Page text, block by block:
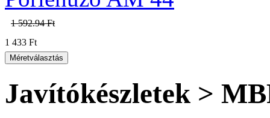
1 592.94 Ft
1 433 Ft
Javítókészletek >